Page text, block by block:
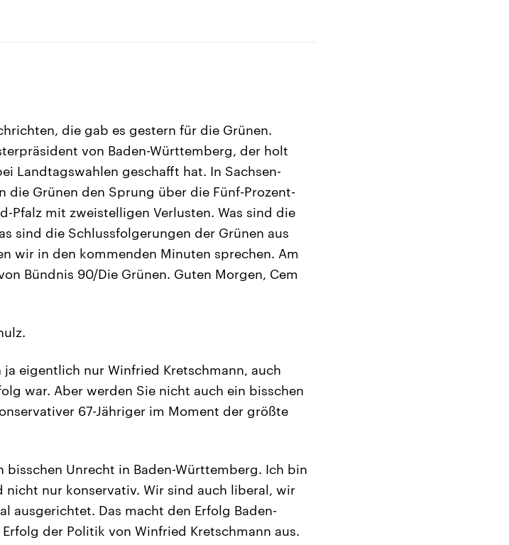
die gab es gestern für die Grünen.
von Baden-Württemberg, der holt
Landtagswahlen geschafft hat. In Sachsen-
die Grünen den Sprung über die Fünf-Prozent-
Pfalz mit zweistelligen Verlusten. Was sind die
sind die Schlussfolgerungen der Grünen aus
wir in den kommenden Minuten sprechen. Am
Bündnis 90/Die Grünen. Guten Morgen, Cem
eigentlich nur Winfried Kretschmann, auch
war. Aber werden Sie nicht auch ein bisschen
67-Jähriger im Moment der größte
bisschen Unrecht in Baden-Württemberg. Ich bin
nicht nur konservativ. Wir sind auch liberal, wir
ausgerichtet. Das macht den Erfolg Baden-
der Politik von Winfried Kretschmann aus.